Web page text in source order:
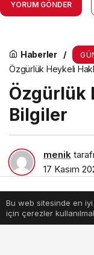
YORUM GÖNDER
Haberler
Özgürlük Heykeli
Özgürlük
Bilgiler
menik
17 Kasım
Bu web sitesinde en iyi
için çerezler
Anasayfa